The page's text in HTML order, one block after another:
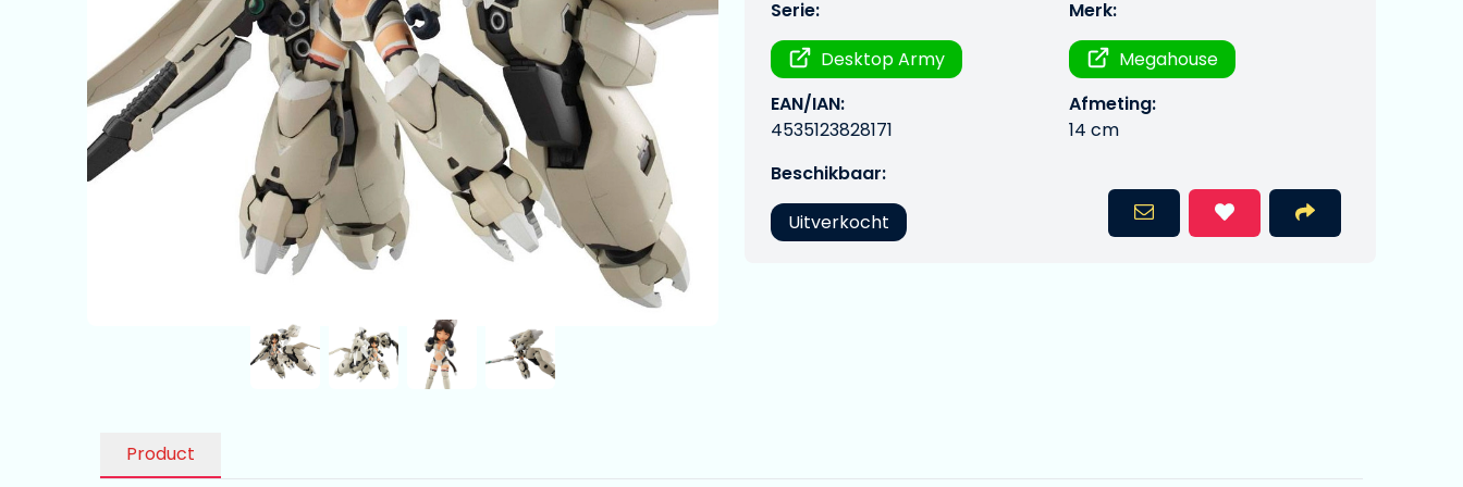
Serie:
Desktop Army
Merk:
Megahouse
EAN/IAN:
4535123828171
Afmeting:
14 cm
Beschikbaar:
Uitverkocht
Product